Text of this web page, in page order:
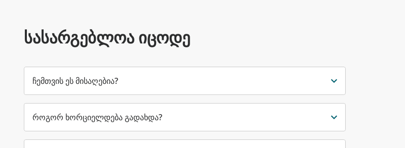
სასარგებლოა იცოდე
ჩემთვის ეს მისაღებია?
როგორ ხორციელდება გადახდა?